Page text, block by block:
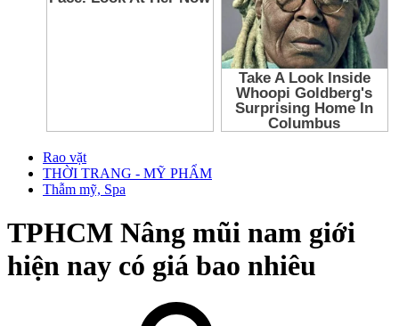
Rao vặt
THỜI TRANG - MỸ PHẨM
Thẫm mỹ, Spa
TPHCM Nâng mũi nam giới
hiện nay có giá bao nhiêu